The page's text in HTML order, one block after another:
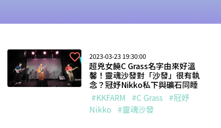
2023-03-23 19:30:00
超兇女饒C Grass名字由來好溫
馨！靈魂沙發對「沙發」很有執
念？冠妤Nikko私下與礦石同睡
#KKFARM
#C Grass #冠妤
Nikko #靈魂沙發